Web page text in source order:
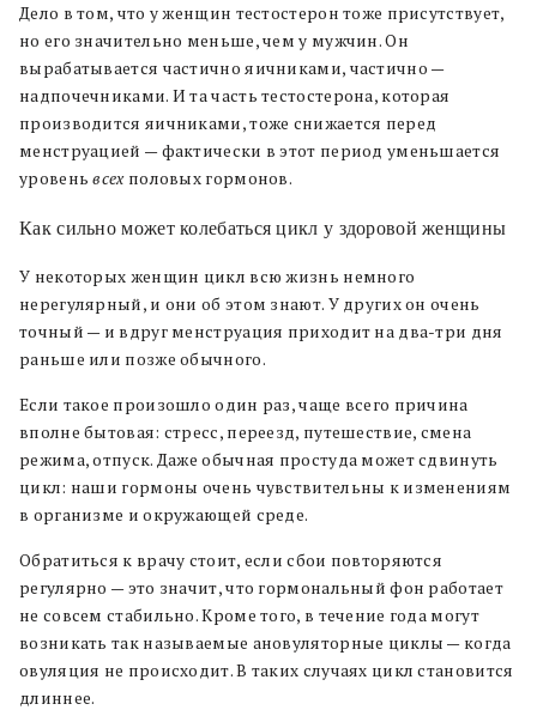
Дело в том, что у женщин тестостерон тоже присутствует,
но его значительно меньше, чем у мужчин. Он
вырабатывается частично яичниками, частично —
надпочечниками. И та часть тестостерона, которая
производится яичниками, тоже снижается перед
менструацией — фактически в этот период уменьшается
уровеньвсехполовых гормонов.
Как сильно может колебаться цикл у здоровой женщины
У некоторых женщин цикл всю жизнь немного
нерегулярный, и они об этом знают. У других он очень
точный — и вдруг менструация приходит на два-три дня
раньше или позже обычного.
Если такое произошло один раз, чаще всего причина
вполне бытовая: стресс, переезд, путешествие, смена
режима, отпуск. Даже обычная простуда может сдвинуть
цикл: наши гормоны очень чувствительны к изменениям
в организме и окружающей среде.
Обратиться к врачу стоит, если сбои повторяются
регулярно — это значит, что гормональный фон работает
не совсем стабильно. Кроме того, в течение года могут
возникать так называемые ановуляторные циклы — когда
овуляция не происходит. В таких случаях цикл становится
длиннее.